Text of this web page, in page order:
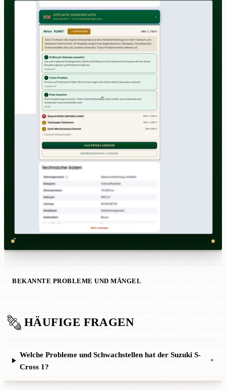
BEKANNTE PROBLEME UND MÄNGEL
HÄUFIGE FRAGEN
Welche Probleme und Schwachstellen hat der Suzuki S-
Cross 1?
+